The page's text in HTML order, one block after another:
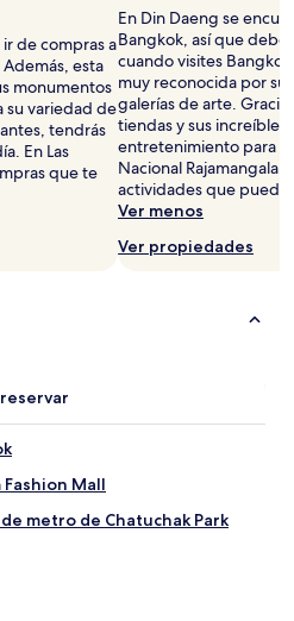
de compras a
esta
monumentos
su variedad de
tendrás
En Las
que te
En Din Daeng se
Bangkok, así que
cuando visites
muy reconocida por
galerías de arte.
tiendas y sus
entretenimiento para
Nacional Rajamangala
actividades que
Ver menos
Ver propiedades
Mall
metro de Chatuchak Park